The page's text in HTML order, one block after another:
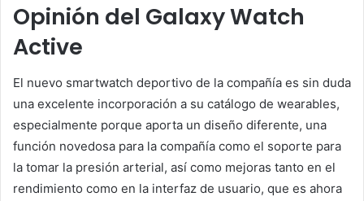
Opinión del Galaxy Watch
Active
El nuevo smartwatch deportivo de la compañía es sin duda
una excelente incorporación a su catálogo de wearables,
especialmente porque aporta un diseño diferente, una
función novedosa para la compañía como el soporte para
la tomar la presión arterial, así como mejoras tanto en el
rendimiento como en la interfaz de usuario, que es ahora